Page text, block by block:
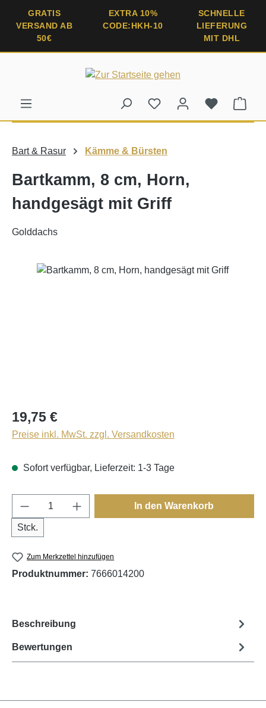
springen
GRATIS
VERSAND AB
50€
EXTRA 10%
CODE:HKH-10
SCHNELLE
LIEFERUNG
MIT DHL
Bart & Rasur Kämme & Bürsten
Bartkamm, 8 cm, Horn,
handgesägt mit Griff
Golddachs
Bildergalerie überspringen
19,75 €
Preise inkl. MwSt. zzgl. Versandkosten
Sofort verfügbar, Lieferzeit: 1-3 Tage
Produkt Anzahl: Gib den gewünschten
Stck.
In den Warenkorb
Zum Merkzettel hinzufügen
Produktnummer: 7666014200
Beschreibung
Bewertungen